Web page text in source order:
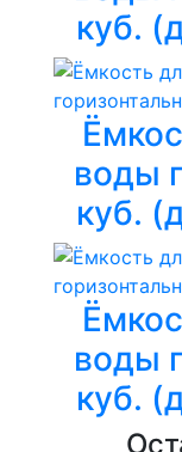
куб.
воды
куб.
воды
куб.